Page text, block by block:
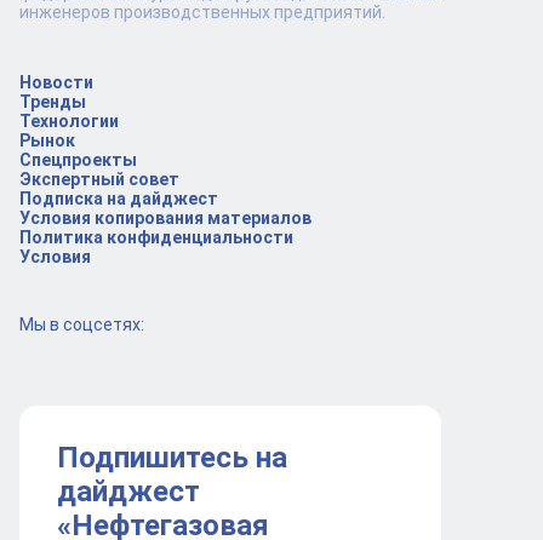
Новости
Тренды
Технологии
Рынок
Спецпроекты
Экспертный совет
Подписка на дайджест
Условия копирования материалов
Политика конфиденциальности
Условия
Мы в соцсетях:
Подпишитесь на
дайджест
«Нефтегазовая
инженеров производственных предприятий.